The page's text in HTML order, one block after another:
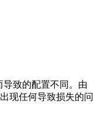
致的配置不同。由
现任何导致损失的问